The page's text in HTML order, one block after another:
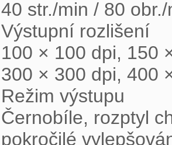
40 str./min / 80 obr./
Výstupní rozlišení
100 × 100 dpi, 150
300 × 300 dpi, 400
Režim výstupu
Černobíle, rozptyl
pokročilé